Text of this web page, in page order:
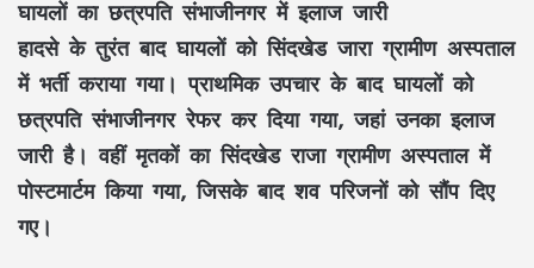
घायलों का छत्रपति संभाजीनगर में इलाज जारी
हादसे के तुरंत बाद घायलों को सिंदखेड जारा ग्रामीण अस्पताल
में भर्ती कराया गया। प्राथमिक उपचार के बाद घायलों को
छत्रपति संभाजीनगर रेफर कर दिया गया, जहां उनका इलाज
जारी है। वहीं मृतकों का सिंदखेड राजा ग्रामीण अस्पताल में
पोस्टमार्टम किया गया, जिसके बाद शव परिजनों को सौंप दिए
गए।